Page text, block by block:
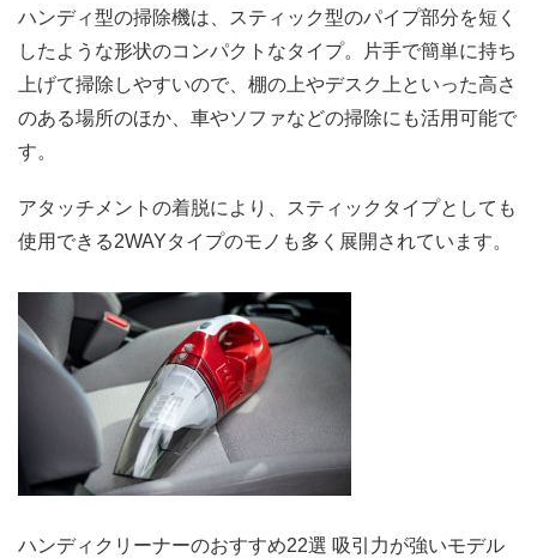
ハンディ型の掃除機は、スティック型のパイプ部分を短く
したような形状のコンパクトなタイプ。片手で簡単に持ち
上げて掃除しやすいので、棚の上やデスク上といった高さ
のある場所のほか、車やソファなどの掃除にも活用可能で
す。
アタッチメントの着脱により、スティックタイプとしても
使用できる2WAYタイプのモノも多く展開されています。
ハンディクリーナーのおすすめ22選 吸引力が強いモデル